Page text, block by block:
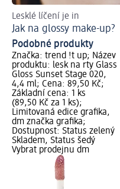
Lesklé líčení je in
Jak na glossy make-up?
Podobné produkty
Značka: trend !t up; Název
produktu: lesk na rty Glass
Gloss Sunset Stage 020,
4,4 ml; Cena: 89,50 Kč;
Základní cena: 1 ks
(89,50 Kč za 1 ks);
Limitovaná edice grafika,
dm značka grafika;
Dostupnost: Status zelený
Skladem, Status šedý
Vybrat prodejnu dm